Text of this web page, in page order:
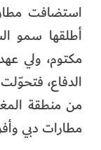
استضافت
أطلقها سمو
مكتوم، ولي
الدفاع،
مطارات دبي